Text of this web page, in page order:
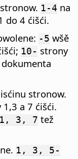
1-4 na
do 4 ćišći.
-5 wšě
10- strony
stronow.
a 7 ćišći.
1, 3, 7 tež
1, 3, 5-